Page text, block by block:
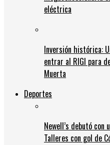
eléctrica
Inversión histórica:
entrar al RIGI para
Muerta
Deportes
Newell’s debutó con
Talleres con gol de